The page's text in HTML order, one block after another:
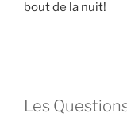
bout de la nuit!
Les